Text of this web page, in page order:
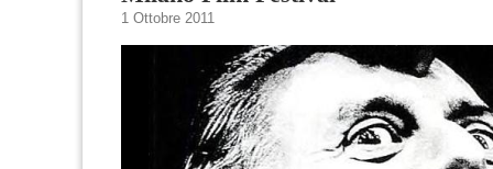
1 Ottobre 2011